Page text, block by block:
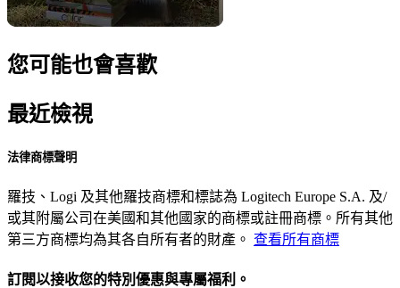
您可能也會喜歡
最近檢視
法律商標聲明
羅技、Logi 及其他羅技商標和標誌為 Logitech Europe S.A. 及/
或其附屬公司在美國和其他國家的商標或註冊商標。所有其他
第三方商標均為其各自所有者的財產。 查看所有商標
訂閱以接收您的特別優惠與專屬福利。